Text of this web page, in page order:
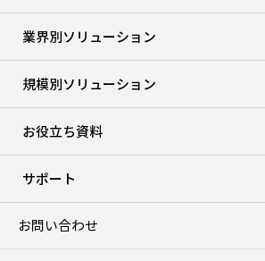
業界別ソリューション
規模別ソリューション
お役立ち資料
サポート
お問い合わせ